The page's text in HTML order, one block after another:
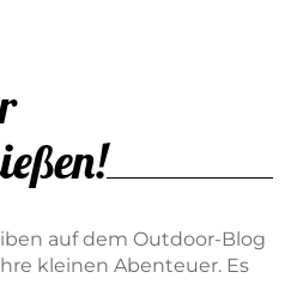
auf dem Outdoor-Blog
kleinen Abenteuer. Es